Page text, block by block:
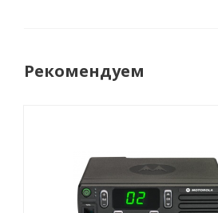
Рекомендуем